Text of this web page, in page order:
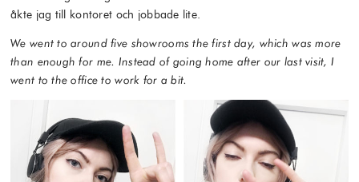
åkte jag till kontoret och jobbade lite.
We went to around five showrooms the first day, which was more
than enough for me. Instead of going home after our last visit, I
went to the office to work for a bit.